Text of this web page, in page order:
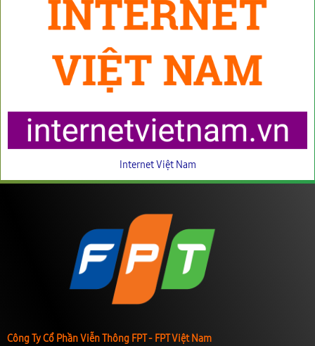
Internet Việt Nam
Công Ty Cổ Phần Viễn Thông FPT - FPT Việt Nam